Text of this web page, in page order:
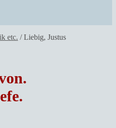
etc. /Liebig, Justus